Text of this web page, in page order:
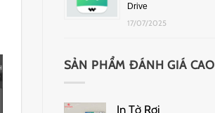
Drive
17/07/2025
SẢN PHẨM ĐÁNH GIÁ CAO
In Tờ Rơi